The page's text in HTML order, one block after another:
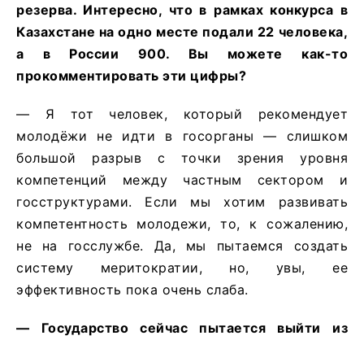
резерва. Интересно, что в рамках конкурса в
Казахстане на одно месте подали 22 человека,
а в России 900. Вы можете как-то
прокомментировать эти цифры?
— Я тот человек, который рекомендует
молодёжи не идти в госорганы — слишком
большой разрыв с точки зрения уровня
компетенций между частным сектором и
госструктурами. Если мы хотим развивать
компетентность молодежи, то, к сожалению,
не на госслужбе. Да, мы пытаемся создать
систему меритократии, но, увы, ее
эффективность пока очень слаба.
— Государство сейчас пытается выйти из